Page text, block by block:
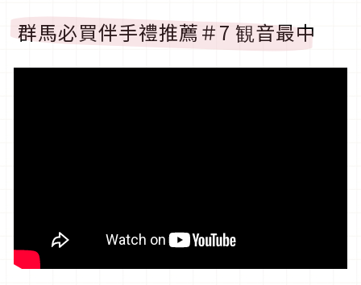
群馬必買伴手禮推薦＃7 観音最中